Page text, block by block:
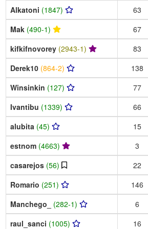
Alkatoni (1847) 63
Mak (490-1) 67
kifkifnovorey (2943-1) 83
Derek10 (864-2) 138
Winsinkin (127) 77
Ivantibu (1339) 66
alubita (45) 15
estnom (4663) 3
casarejos (56) 22
Romario (251) 146
Manchego_ (282-1) 6
raul_sanci (1005) 16